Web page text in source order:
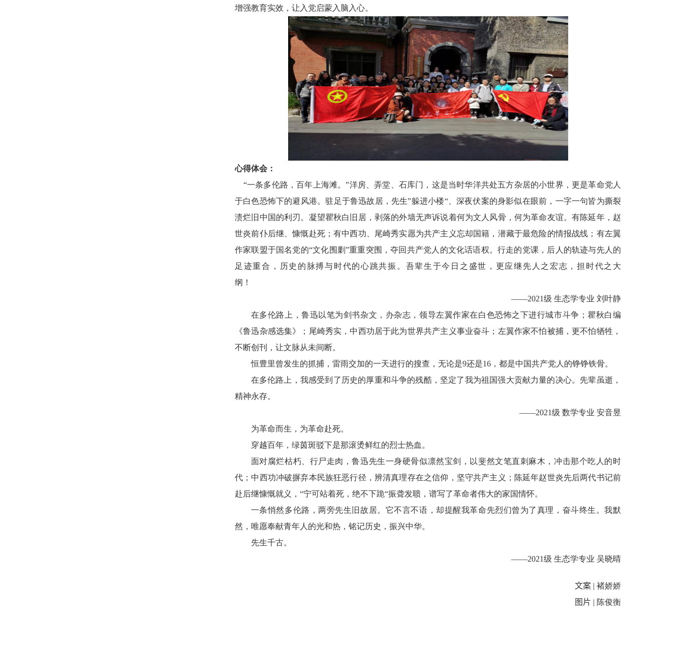
增强教育实效，让入党启蒙入脑入心。
心得体会：
“一条多伦路，百年上海滩。”洋房、弄堂、石库门，这是当时华洋共处五方杂居的小世界，更是革命党人
于白色恐怖下的避风港。驻足于鲁迅故居，先生”躲进小楼“、深夜伏案的身影似在眼前，一字一句皆为撕裂
溃烂旧中国的利刃。凝望瞿秋白旧居，剥落的外墙无声诉说着何为文人风骨，何为革命友谊。有陈延年，赵
世炎前仆后继、慷慨赴死；有中西功、尾崎秀实愿为共产主义忘却国籍，潜藏于最危险的情报战线；有左翼
作家联盟于国名党的“文化围剿”重重突围，夺回共产党人的文化话语权。行走的党课，后人的轨迹与先人的
足迹重合，历史的脉搏与时代的心跳共振。吾辈生于今日之盛世，更应继先人之宏志，担时代之大
纲！
——2021级 生态学专业 刘叶静
在多伦路上，鲁迅以笔为剑书杂文，办杂志，领导左翼作家在白色恐怖之下进行城市斗争；瞿秋白编
《鲁迅杂感选集》；尾崎秀实，中西功居于此为世界共产主义事业奋斗；左翼作家不怕被捕，更不怕牺牲，
不断创刊，让文脉从未间断。
恒豊里曾发生的抓捕，雷雨交加的一天进行的搜查，无论是9还是16，都是中国共产党人的铮铮铁骨。
在多伦路上，我感受到了历史的厚重和斗争的残酷，坚定了我为祖国强大贡献力量的决心。先辈虽逝，
精神永存。
——2021级 数学专业 安音昱
为革命而生，为革命赴死。
穿越百年，绿茵斑驳下是那滚烫鲜红的烈士热血。
面对腐烂枯朽、行尸走肉，鲁迅先生一身硬骨似凛然宝剑，以斐然文笔直刺麻木，冲击那个吃人的时
代；中西功冲破摒弃本民族狂恶行径，辨清真理存在之信仰，坚守共产主义；陈延年赵世炎先后两代书记前
赴后继慷慨就义，“宁可站着死，绝不下跪“振聋发聩，谱写了革命者伟大的家国情怀。
一条悄然多伦路，两旁先生旧故居。它不言不语，却提醒我革命先烈们曾为了真理，奋斗终生。我默
然，唯愿奉献青年人的光和热，铭记历史，振兴中华。
先生千古。
——2021级 生态学专业 吴晓晴
文案 | 褚娇娇
图 片 | 陈俊衡